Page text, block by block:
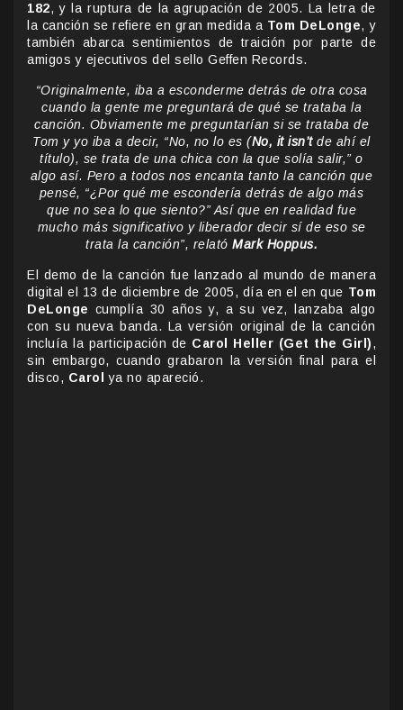
182, y la ruptura de la agrupación de 2005. La letra de
la canción se refiere en gran medida a Tom DeLonge, y
también abarca sentimientos de traición por parte de
amigos y ejecutivos del sello Geffen Records.
“Originalmente, iba a esconderme detrás de otra cosa
cuando la gente me preguntará de qué se trataba la
canción. Obviamente me preguntarían si se trataba de
Tom y yo iba a decir, “No, no lo es (No, it isn’tde ahí el
título), se trata de una chica con la que solía salir,” o
algo así. Pero a todos nos encanta tanto la canción que
pensé, “¿Por qué me escondería detrás de algo más
que no sea lo que siento?” Así que en realidad fue
mucho más significativo y liberador decir sí de eso se
trata la canción”, relató Mark Hoppus.
El demo de la canción fue lanzado al mundo de manera
digital el 13 de diciembre de 2005, día en el en que Tom
DeLonge cumplía 30 años y, a su vez, lanzaba algo
con su nueva banda. La versión original de la canción
incluía la participación de Carol Heller (Get the Girl),
sin embargo, cuando grabaron la versión final para el
disco, Carol ya no apareció.